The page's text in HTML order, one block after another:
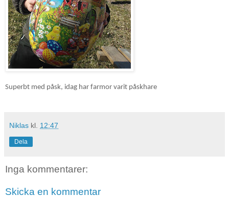
Superbt med påsk, idag har farmor varit påskhare
Niklas kl. 12:47
Dela
Inga kommentarer:
Skicka en kommentar